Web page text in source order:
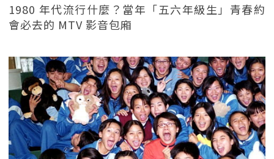
1980 年代流行什麼？當年「五六年級生」青春約
會必去的 MTV 影音包廂